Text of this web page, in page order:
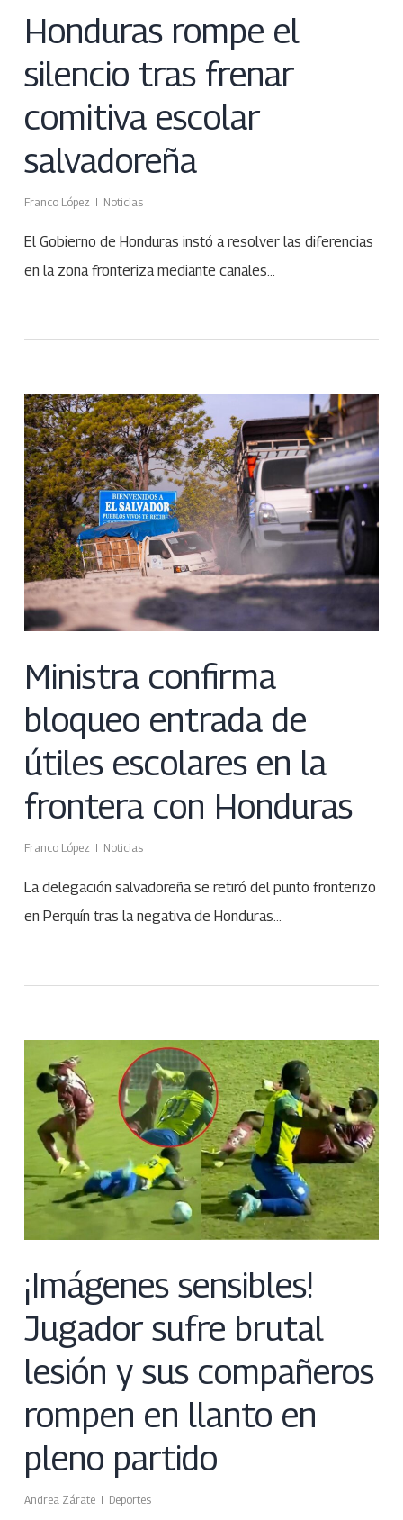
Honduras rompe el
silencio tras frenar
comitiva escolar
salvadoreña
Franco López Noticias
El Gobierno de Honduras instó a resolver las diferencias
en la zona fronteriza mediante canales…
Ministra confirma
bloqueo entrada de
útiles escolares en la
frontera con Honduras
Franco López Noticias
La delegación salvadoreña se retiró del punto fronterizo
en Perquín tras la negativa de Honduras…
¡Imágenes sensibles!
Jugador sufre brutal
lesión y sus compañeros
rompen en llanto en
pleno partido
Andrea Zárate Deportes